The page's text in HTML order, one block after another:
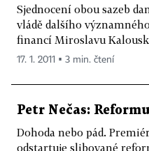
Sjednocení obou sazeb
vládě dalšího
financí Miroslavu
17. 1. 2011 ▪ 3 min. čtení
Petr Nečas:
Dohoda nebo pád.
odstartuje slibované